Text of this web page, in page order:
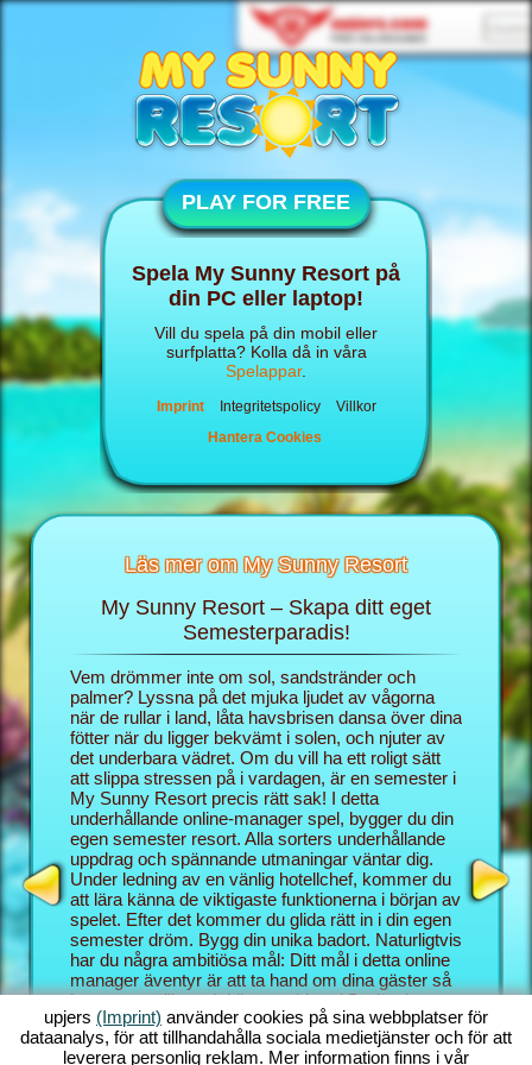
PLAY FOR FREE
Spela My Sunny Resort på
din PC eller laptop!
Vill du spela på din mobil eller
surfplatta? Kolla då in våra
Spelappar.
Imprint Integritetspolicy
Villkor
Hantera Cookies
Läs mer om My Sunny Resort
din
My Sunny Resort – Skapa ditt eget
Semesterparadis!
Vem drömmer inte om sol, sandstränder och
palmer? Lyssna på det mjuka ljudet av vågorna
när de rullar i land, låta havsbrisen dansa över dina
fötter när du ligger bekvämt i solen, och njuter av
det underbara vädret. Om du vill ha ett roligt sätt
att slippa stressen på i vardagen, är en semester i
My Sunny Resort precis rätt sak! I detta
underhållande online-manager spel, bygger du din
egen semester resort. Alla sorters underhållande
uppdrag och spännande utmaningar väntar dig.
Under ledning av en vänlig hotellchef, kommer du
att lära känna de viktigaste funktionerna i början av
spelet. Efter det kommer du glida rätt in i din egen
semester dröm. Bygg din unika badort. Naturligtvis
har du några ambitiösa mål: Ditt mål i detta online
manager äventyr är att ta hand om dina gäster så
bra som möjligt och bli en etablerad 5 stjärnig
resort. Du har massor av funktioner till ditt
förfogande. Ju längre du kommer i det här strand
spelet, desto fler möjligheter får du!
I
rollen
Resort
bättre
Med
och
som du
upjers (Imprint) använder cookies på sina webbplatser för
dataanalys, för att tillhandahålla sociala medietjänster och för att
leverera personlig reklam. Mer information finns i vår